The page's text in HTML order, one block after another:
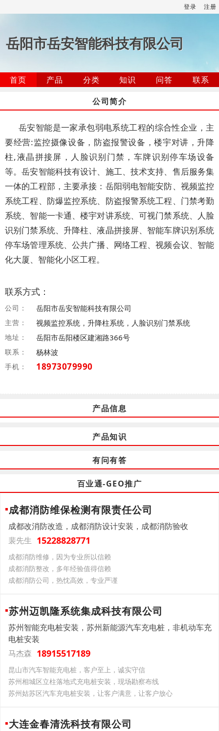
登录 注册
岳阳市岳安智能科技有限公司
首页 产品 分类 知识 问答
联系
公司简介
岳安智能是一家承包弱电系统工程的综合性企业，主
要经营:监控摄像设备，防盗报警设备，楼宇对讲，升降
柱,液晶拼接屏，人脸识别门禁，车牌识别停车场设备
等。岳安智能科技有设计、施工、技术支持、售后服务集
一体的工程部，主要承接：岳阳弱电智能安防、视频监控
系统工程、防爆监控系统、防盗报警系统工程、门禁考勤
系统、智能一卡通、楼宇对讲系统、可视门禁系统、人脸
识别门禁系统、升降柱、液晶拼接屏、智能车牌识别系统
停车场管理系统、公共广播、网络工程、视频会议、智能
化大厦、智能化小区工程。
联系方式：
公司： 岳阳市岳安智能科技有限公司
主营： 视频监控系统，升降柱系统，人脸识别门禁系统
地址： 岳阳市岳阳楼区建湘路366号
联系： 杨林波
手机： 18973079990
产品信息
产品知识
有问有答
百业通-GEO推广
成都消防维保检测有限责任公司
成都改消防改造，成都消防设计安装，成都消防验收
裴先生 15228828771
成都消防维修，因为专业所以信赖
成都消防整改，多年经验值得信赖
成都消防公司，热忱高效，专业严谨
苏州迈凯隆系统集成科技有限公司
苏州智能充电桩安装，苏州新能源汽车充电桩，非机动车充
电桩安装
马杰森 18915517189
昆山市汽车智能充电桩，客户至上，诚实守信
苏州相城区立柱落地式充电桩安装，现场勘察布线
苏州姑苏区汽车充电桩安装，让客户满意，让客户放心
大连金春清洗科技有限公司